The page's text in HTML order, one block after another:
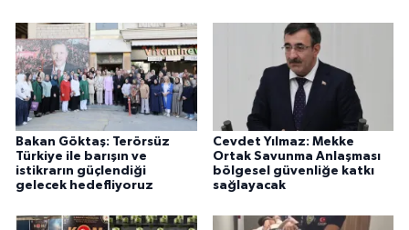
Bakan Göktaş: Terörsüz
Türkiye ile barışın ve
istikrarın güçlendiği
gelecek hedefliyoruz
Cevdet Yılmaz: Mekke
Ortak Savunma Anlaşması
bölgesel güvenliğe katkı
sağlayacak